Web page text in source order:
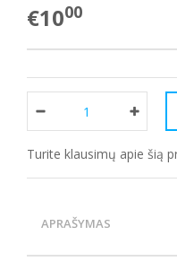
€1000
Turite klausimų apie šią
APRAŠYMAS